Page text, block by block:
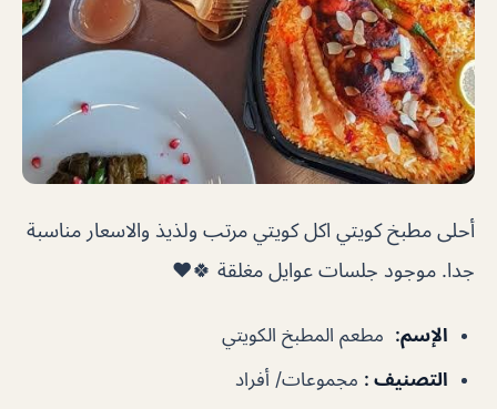
أحلى مطبخ كويتي اكل كويتي مرتب ولذيذ والاسعار مناسبة
جدا. موجود جلسات عوايل مغلقة 🍀❤️
الإسم: مطعم المطبخ الكويتي
التصنيف : مجموعات/ أفراد